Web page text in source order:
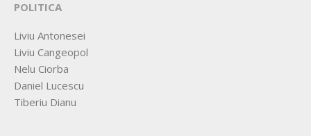
POLITICA
Liviu Antonesei
Liviu Cangeopol
Nelu Ciorba
Daniel Lucescu
Tiberiu Dianu